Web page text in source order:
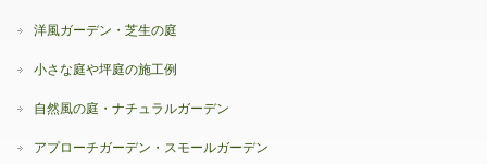
洋風ガーデン・芝生の庭
小さな庭や坪庭の施工例
自然風の庭・ナチュラルガーデン
アプローチガーデン・スモールガーデン